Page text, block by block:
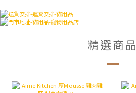
精選商品